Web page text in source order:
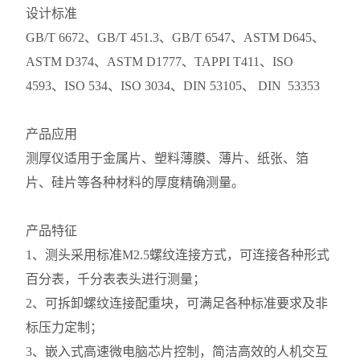
设计标准
GB/T 6672、GB/T 451.3、GB/T 6547、ASTM D645、
ASTM D374、ASTM D1777、TAPPI T411、ISO
4593、ISO 534、ISO 3034、DIN 53105、 DIN 53353
产品应用
测厚仪适用于金属片、塑料薄膜、薄片、纸张、箔
片、硅片等各种材料的厚度精确测量。
产品特征
1、测头采用标准M2.5螺纹连接方式，可连接各种形式
百分表，千分表表头进行测量；
2、可拆卸螺纹连接配重块，可满足各种标准要求及非
标压力定制；
3、嵌入式高速微电脑芯片控制，简洁高效的人机交互